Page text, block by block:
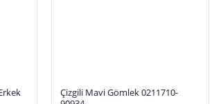
Çizgili Mavi Gömlek 0211710-